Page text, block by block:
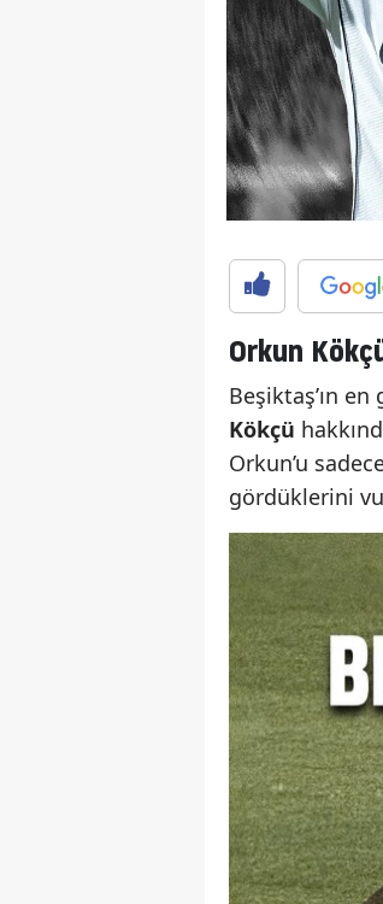
Orkun
Beşiktaş’ın
Kökçü
Orkun’u
gördüklerini